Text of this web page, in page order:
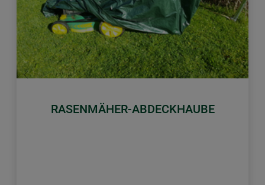
RASENMÄHER-ABDECKHAUBE
Zurück Weiter